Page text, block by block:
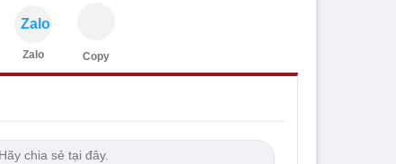
Zalo
Zalo Copy